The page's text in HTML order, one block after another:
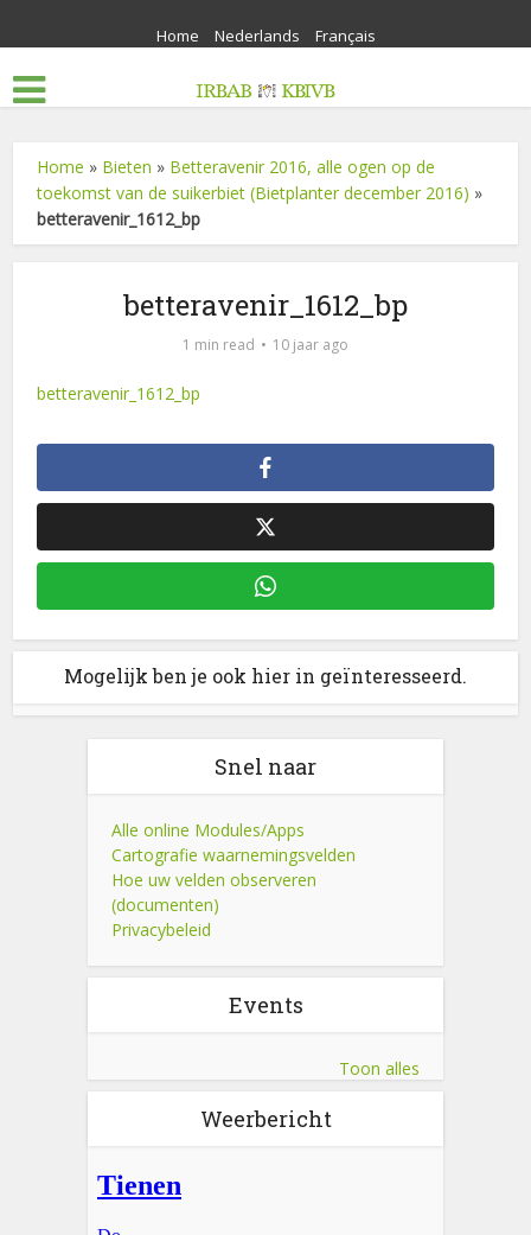
Home Nederlands Français
Home » Bieten » Betteravenir 2016, alle ogen op de
toekomst van de suikerbiet (Bietplanter december 2016) »
betteravenir_1612_bp
betteravenir_1612_bp
1 min read 10 jaar ago
betteravenir_1612_bp
Mogelijk ben je ook hier in geïnteresseerd.
Snel naar
Alle online Modules/Apps
Cartografie waarnemingsvelden
Hoe uw velden observeren
(documenten)
Privacybeleid
Events
Toon alles
Weerbericht